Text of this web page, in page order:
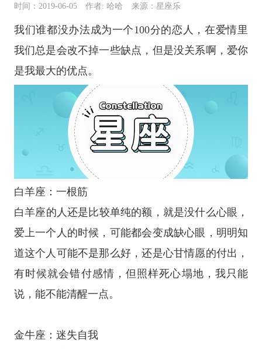
时间：2019-06-05 作者: 哈哈 来源：星座乐
我们谁都没办法成为一个100分的恋人，在爱情里
我们总是会改不掉一些缺点，但是没关系啊，爱你
是我最大的优点。
白羊座 ：一根筋
白羊座的人还是比较单纯的额，就是没什么心眼，
爱上一个人的时候，可能都会变成缺心眼，明明知
道这个人可能不是那么好，还是心甘情愿的付出，
有时候就会错付感情，但照样死心塌地，我只能
说，能不能清醒一点。
金牛座 ：迷失自我